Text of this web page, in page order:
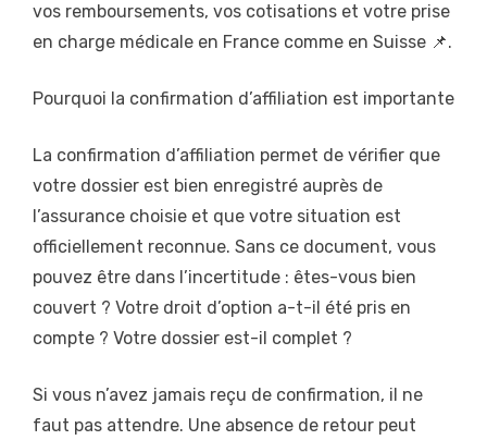
vos remboursements, vos cotisations et votre prise
en charge médicale en France comme en Suisse 📌.
Pourquoi la confirmation d’affiliation est importante
La confirmation d’affiliation permet de vérifier que
votre dossier est bien enregistré auprès de
l’assurance choisie et que votre situation est
officiellement reconnue. Sans ce document, vous
pouvez être dans l’incertitude : êtes-vous bien
couvert ? Votre droit d’option a-t-il été pris en
compte ? Votre dossier est-il complet ?
Si vous n’avez jamais reçu de confirmation, il ne
faut pas attendre. Une absence de retour peut